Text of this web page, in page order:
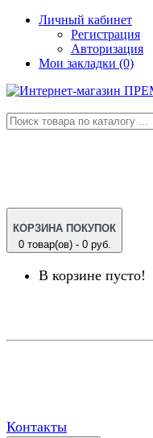
Личный кабинет
Регистрация
Авторизация
Мои закладки (0)
КОРЗИНА ПОКУПОК
0 товар(ов) - 0 руб.
В корзине пусто!
Контакты